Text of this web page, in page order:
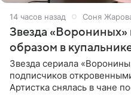
14 часов назад Соня
Звезда «Ворониных»
образом в
Звезда сериала
подписчиков
Артистка снялась в чане